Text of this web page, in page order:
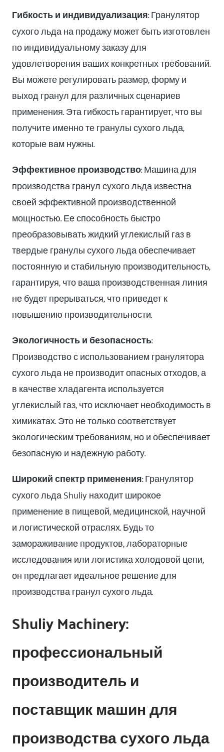
Гибкость и индивидуализация: Гранулятор
сухого льда на продажу может быть изготовлен
по индивидуальному заказу для
удовлетворения ваших конкретных требований.
Вы можете регулировать размер, форму и
выход гранул для различных сценариев
применения. Эта гибкость гарантирует, что вы
получите именно те гранулы сухого льда,
которые вам нужны.
Эффективное производство: Машина для
производства гранул сухого льда известна
своей эффективной производственной
мощностью. Ее способность быстро
преобразовывать жидкий углекислый газ в
твердые гранулы сухого льда обеспечивает
постоянную и стабильную производительность,
гарантируя, что ваша производственная линия
не будет прерываться, что приведет к
повышению производительности.
Экологичность и безопасность:
Производство с использованием гранулятора
сухого льда не производит опасных отходов, а
в качестве хладагента используется
углекислый газ, что исключает необходимость в
химикатах. Это не только соответствует
экологическим требованиям, но и обеспечивает
безопасную и надежную работу.
Широкий спектр применения: Гранулятор
сухого льда Shuliy находит широкое
применение в пищевой, медицинской, научной
и логистической отраслях. Будь то
замораживание продуктов, лабораторные
исследования или логистика холодовой цепи,
он предлагает идеальное решение для
производства гранул сухого льда.
Shuliy Machinery:
профессиональный
производитель и
поставщик машин для
производства сухого льда